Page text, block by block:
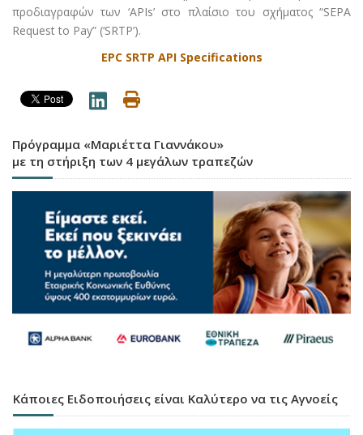
προδιαγραφών των ‘APIs’ στο πλαίσιο του σχήματος “SEPA
Request to Pay” (‘SRTP’).
EPC SRTP API Specifications
Πρόγραμμα «Μαριέττα Γιαννάκου»
με τη στήριξη των 4 μεγάλων τραπεζών
Κάποιες Ειδοποιήσεις είναι Καλύτερο να τις Αγνοείς